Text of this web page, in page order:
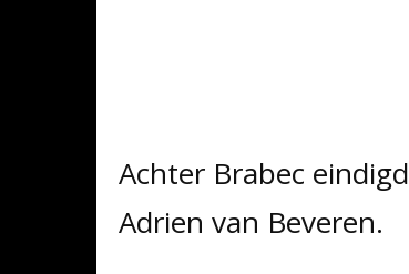
Achter Brabec
Adrien van Beveren.